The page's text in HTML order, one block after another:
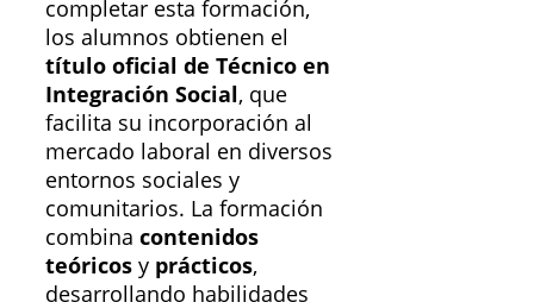
completar esta formación,
los alumnos obtienen el
título oficial de Técnico en
Integración Social, que
facilita su incorporación al
mercado laboral en diversos
entornos sociales y
comunitarios. La formación
combina contenidos
teóricos y prácticos,
desarrollando habilidades